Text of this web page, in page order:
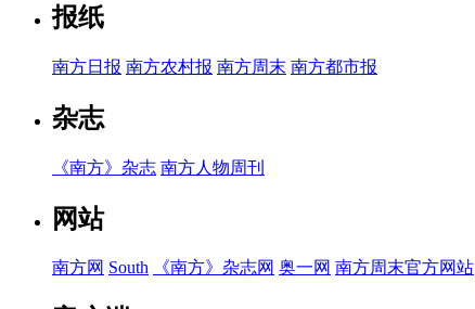
报纸
南方日报 南方农村报 南方周末 南方都市报
杂志
《南方》杂志 南方人物周刊
网站
南方网 South 《南方》杂志网 奥一网 南方周末官方网站